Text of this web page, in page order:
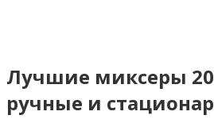
Лучшие миксеры
ручные и